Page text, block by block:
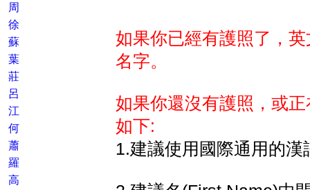
周
徐
蘇
葉
莊
呂
江
何
蕭
羅
高
如果你已經有護照了，
名字。
如果你還沒有護照，或
如下:
1.建議使用國際通用的漢